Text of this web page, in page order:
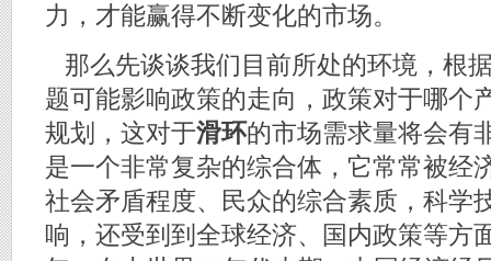
力，才能赢得不断变化的市场。
那么先谈谈我们目前所处的环境，根
题可能影响政策的走向，政策对于哪个
规划，这对于滑环的市场需求量将会有
是一个非常复杂的综合体，它常常被经
社会矛盾程度、民众的综合素质，科学
响，还受到到全球经济、国内政策等方